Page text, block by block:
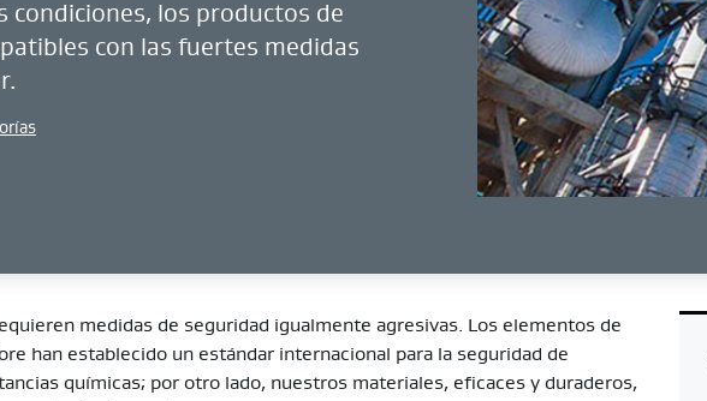
condiciones, los productos de
con las fuertes medidas
medidas de seguridad igualmente agresivas. Los elementos de
han establecido un estándar internacional para la seguridad de
químicas; por otro lado, nuestros materiales, eficaces y duraderos,